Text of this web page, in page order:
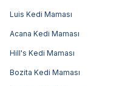
Luis Kedi Maması
Acana Kedi Maması
Hill's Kedi Maması
Bozita Kedi Maması